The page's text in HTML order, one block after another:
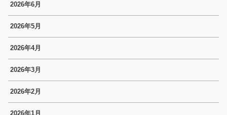
2026年6月
2026年5月
2026年4月
2026年3月
2026年2月
2026年1月